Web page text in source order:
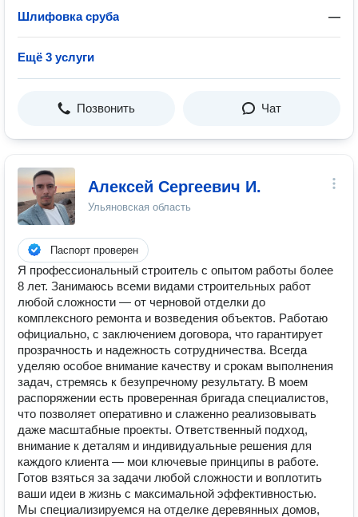
Шлифовка сруба —
Ещё 3 услуги
Позвонить Чат
Алексей Сергеевич И.
Ульяновская область
Паспорт проверен
Я профессиональный строитель с опытом работы более
8 лет. Занимаюсь всеми видами строительных работ
любой сложности — от черновой отделки до
комплексного ремонта и возведения объектов. Работаю
официально, с заключением договора, что гарантирует
прозрачность и надежность сотрудничества. Всегда
уделяю особое внимание качеству и срокам выполнения
задач, стремясь к безупречному результату. В моем
распоряжении есть проверенная бригада специалистов,
что позволяет оперативно и слаженно реализовывать
даже масштабные проекты. Ответственный подход,
внимание к деталям и индивидуальные решения для
каждого клиента — мои ключевые принципы в работе.
Готов взяться за задачи любой сложности и воплотить
ваши идеи в жизнь с максимальной эффективностью.
Мы специализируемся на отделке деревянных домов,